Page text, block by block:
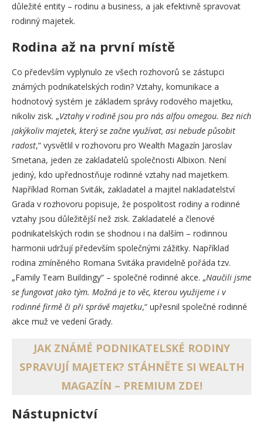
důležité entity – rodinu a business, a jak efektivně spravovat
rodinný majetek.
Rodina až na první místě
Co především vyplynulo ze všech rozhovorů se zástupci
známých podnikatelských rodin? Vztahy, komunikace a
hodnotový systém je základem správy rodového majetku,
nikoliv zisk. „Vztahy v rodině jsou pro nás alfou omegou. Bez nich
jakýkoliv majetek, který se začne využívat, asi nebude působit
radost,“ vysvětlil v rozhovoru pro Wealth Magazín Jaroslav
Smetana, jeden ze zakladatelů společnosti Albixon. Není
jediný, kdo upřednostňuje rodinné vztahy nad majetkem.
Například Roman Sviták, zakladatel a majitel nakladatelství
Grada v rozhovoru popisuje, že pospolitost rodiny a rodinné
vztahy jsou důležitější než zisk. Zakladatelé a členové
podnikatelských rodin se shodnou i na dalším – rodinnou
harmonii udržují především společnými zážitky. Například
rodina zmíněného Romana Svitáka pravidelně pořáda tzv.
„Family Team Buildingy“ – společné rodinné akce. „Naučili jsme
se fungovat jako tým. Možná je to věc, kterou využijeme i v
rodinné firmě či při správě majetku,“ upřesnil společné rodinné
akce muž ve vedení Grady.
JAK ZNÁMÉ PODNIKATELSKÉ RODINY
SPRAVUJÍ MAJETEK? STÁHNĚTE SI WEALTH
MAGAZÍN – PREMIUM ZDE!
Nástupnictví